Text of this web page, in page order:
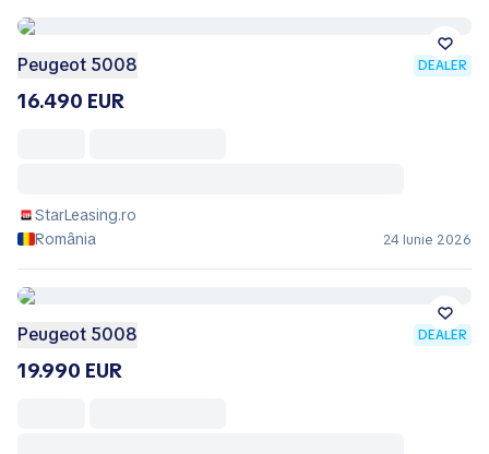
Peugeot 5008 DEALER
16.490 EUR
StarLeasing.ro
România
24 Iunie 2026
Peugeot 5008 DEALER
19.990 EUR